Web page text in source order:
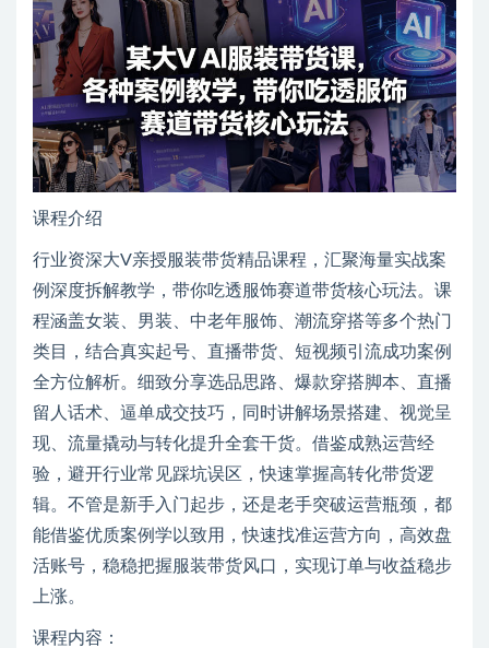
课程介绍
行业资深大V亲授服装带货精品课程，汇聚海量实战案
例深度拆解教学，带你吃透服饰赛道带货核心玩法。课
程涵盖女装、男装、中老年服饰、潮流穿搭等多个热门
类目，结合真实起号、直播带货、短视频引流成功案例
全方位解析。细致分享选品思路、爆款穿搭脚本、直播
留人话术、逼单成交技巧，同时讲解场景搭建、视觉呈
现、流量撬动与转化提升全套干货。借鉴成熟运营经
验，避开行业常见踩坑误区，快速掌握高转化带货逻
辑。不管是新手入门起步，还是老手突破运营瓶颈，都
能借鉴优质案例学以致用，快速找准运营方向，高效盘
活账号，稳稳把握服装带货风口，实现订单与收益稳步
上涨。
课程内容：